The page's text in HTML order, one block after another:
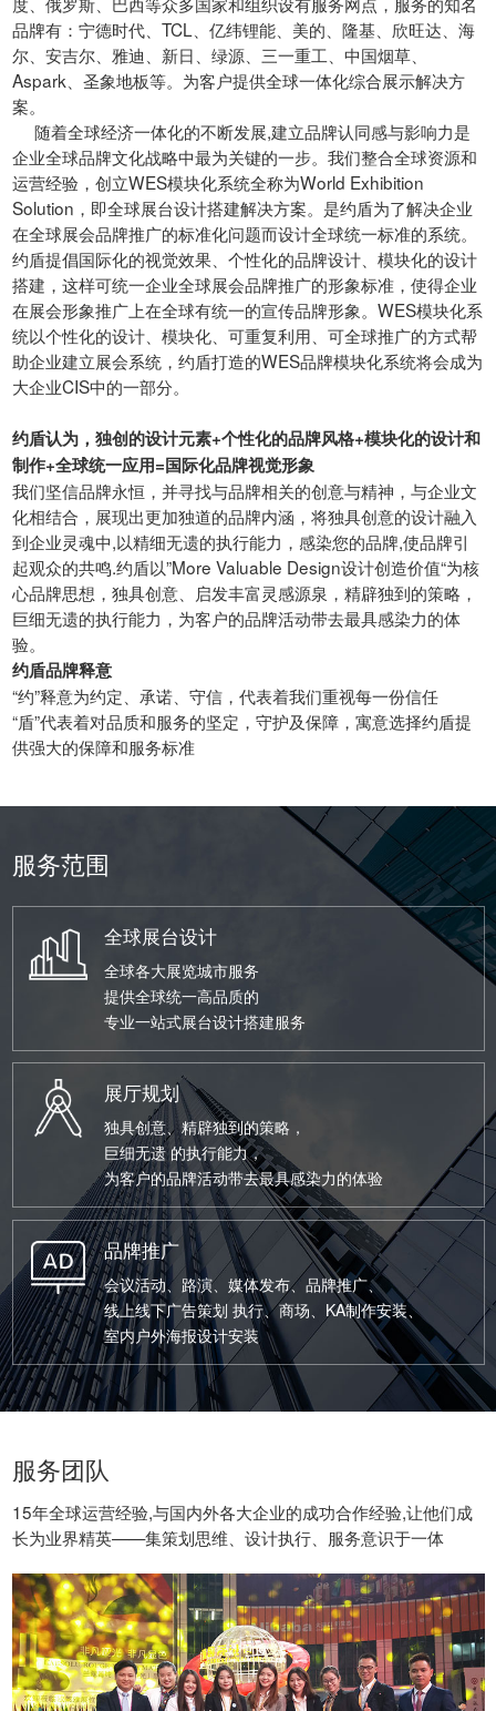
品牌有：宁德时代、TCL、亿纬锂能、美的、隆基、欣旺达、海
尔、安吉尔、雅迪、新日、绿源、三一重工、中国烟草、
Aspark、圣象地板等。为客户提供全球一体化综合展示解决方
案。
随着全球经济一体化的不断发展,建立品牌认同感与影响力是
企业全球品牌文化战略中最为关键的一步。我们整合全球资源和
运营经验，创立WES模块化系统全称为World Exhibition
Solution，即全球展台设计搭建解决方案。是约盾为了解决企业
在全球展会品牌推广的标准化问题而设计全球统一标准的系统。
约盾提倡国际化的视觉效果、个性化的品牌设计、模块化的设计
搭建，这样可统一企业全球展会品牌推广的形象标准，使得企业
在展会形象推广上在全球有统一的宣传品牌形象。WES模块化系
统以个性化的设计、模块化、可重复利用、可全球推广的方式帮
助企业建立展会系统，约盾打造的WES品牌模块化系统将会成为
大企业CIS中的一部分。
约盾认为，独创的设计元素+个性化的品牌风格+模块化的设计和
制作+全球统一应用=国际化品牌视觉形象
我们坚信品牌永恒，并寻找与品牌相关的创意与精神，与企业文
化相结合，展现出更加独道的品牌内涵，将独具创意的设计融入
到企业灵魂中,以精细无遗的执行能力，感染您的品牌,使品牌引
起观众的共鸣.约盾以”More Valuable Design设计创造价值“为核
心品牌思想，独具创意、启发丰富灵感源泉，精辟独到的策略，
巨细无遗的执行能力，为客户的品牌活动带去最具感染力的体
验。
约盾品牌释意
“约”释意为约定、承诺、守信，代表着我们重视每一份信任
“盾”代表着对品质和服务的坚定，守护及保障，寓意选择约盾提
供强大的保障和服务标准
服务范围
全球展台设计
全球各大展览城市服务
提供全球统一高品质的
专业一站式展台设计搭建服务
展厅规划
独具创意、精辟独到的策略，
巨细无遗 的执行能力，
为客户的品牌活动带去最具感染力的体验
品牌推广
会议活动、路演、媒体发布、品牌推广、
线上线下广告策划 执行、商场、KA制作安装、
室内户外海报设计安装
服务团队
15年全球运营经验,与国内外各大企业的成功合作经验,让他们成
长为业界精英——集策划思维、设计执行、服务意识于一体